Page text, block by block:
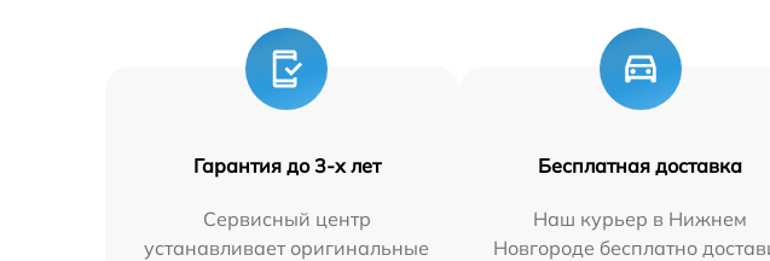
Гарантия до 3-х лет
Сервисный центр
устанавливает оригинальные
Бесплатная доставка
Наш курьер в Нижнем
Новгороде бесплатно